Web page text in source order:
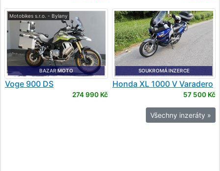
Motobikes s.r.o. - Bylany
BAZAR MOTO
Voge 900 DS
274 990 Kč
SOUKROMÁ INZERCE
Honda XL 1000 V Varadero
57 500 Kč
Všechny inzeráty »